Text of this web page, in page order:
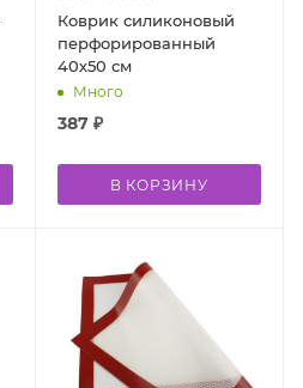
Коврик силиконовый
перфорированный
40х50 см
Много
387₽
В КОРЗИНУ